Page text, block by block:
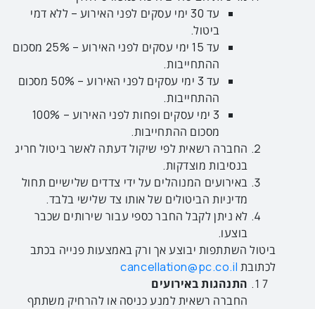
עד 30 ימי עסקים לפני האירוע – ללא דמי
ביטול.
עד 15 ימי עסקים לפני האירוע – 25% מסכום
ההתחייבות.
עד 3 ימי עסקים לפני האירוע – 50% מסכום
ההתחייבות.
3 ימי עסקים ופחות לפני האירוע – 100%
מסכום ההתחייבות.
החברה רשאית לפי שיקול דעתה לאשר ביטול חריג
בנסיבות מוצדקות.
באירועים המנוהלים על ידי צדדים שלישיים תחול
מדיניות הביטולים של אותו צד שלישי בלבד.
לא ניתן לקבל החבר כספי עבור שירותים שכבר
בוצעו.
ביטול השתתפות יבוצע אך ורק באמצעות פנייה בכתב
לכתובת cancellation@pc.co.il
התנהגות באירועים
החברה רשאית למנע כניסה או להרחיק משתתף